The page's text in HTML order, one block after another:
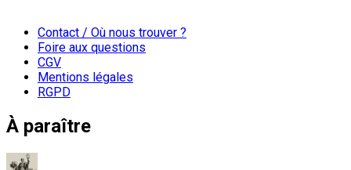
Contact / Où nous trouver ?
Foire aux questions
CGV
Mentions légales
RGPD
À paraître